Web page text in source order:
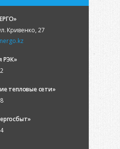
Кривенко, 27
РЭК»
тепловые сети»